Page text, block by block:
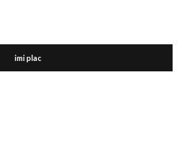
imi plac